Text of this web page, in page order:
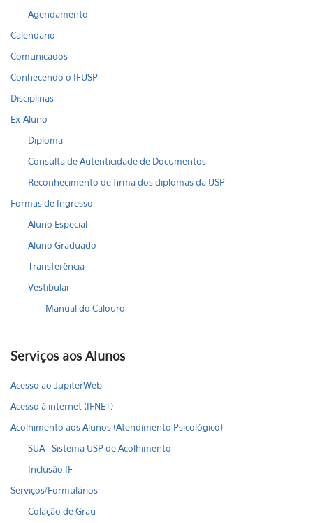
Agendamento
Calendario
Comunicados
Conhecendo o IFUSP
Disciplinas
Ex-Aluno
Diploma
Consulta de Autenticidade de Documentos
Reconhecimento de firma dos diplomas da USP
Formas de Ingresso
Aluno Especial
Aluno Graduado
Transferência
Vestibular
Manual do Calouro
Serviços aos Alunos
Acesso ao JupiterWeb
Acesso à internet (IFNET)
Acolhimento aos Alunos (Atendimento Psicológico)
SUA - Sistema USP de Acolhimento
Inclusão IF
Serviços/Formulários
Colação de Grau